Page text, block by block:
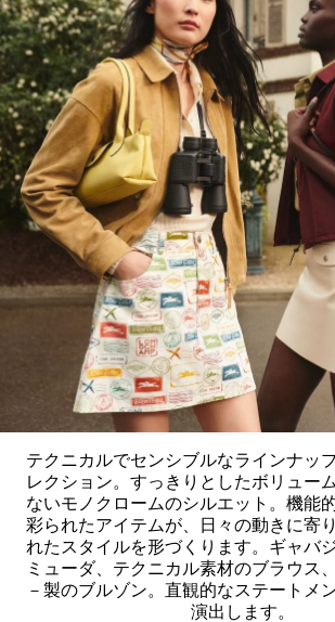
テクニカルでセンシブルなラインナッ
レクション。すっきりとしたボリュー
ないモノクロームのシルエット。機能
彩られたアイテムが、日々の動きに寄
れたスタイルを形づくります。ギャバ
ミューダ、テクニカル素材のブラウス
－製のブルゾン。直観的なステートメ
演出します。